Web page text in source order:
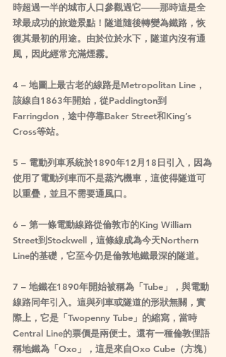
時超過一半的城市人口參觀過它——那時這是全
球最成功的旅遊景點！隧道隨後轉變為鐵路，恢
復其最初的用途。由於位於水下，隧道內沒有通
風，因此經常充滿煙霧。
4 – 地圖上最古老的線路是Metropolitan Line，
該線自1863年開始，從Paddington到
Farringdon，途中停靠Baker Street和King’s
Cross等站。
5 – 電動列車系統於1890年12月18日引入，因為
使用了電動列車而不是蒸汽機車，這使得隧道可
以重疊，並且不需要通風口。
6 – 第一條電動線路從倫敦市的King William
Street到Stockwell，這條線成為今天Northern
Line的基礎，它至今仍是倫敦地鐵最深的隧道。
7 – 地鐵在1890年開始被稱為「Tube」，與電動
線路同年引入。這與列車或隧道的形狀無關，實
際上，它是「Twopenny Tube」的縮寫，當時
Central Line的票價是兩便士。還有一種倫敦俚語
稱地鐵為「Oxo」，這是來自Oxo Cube（方塊）